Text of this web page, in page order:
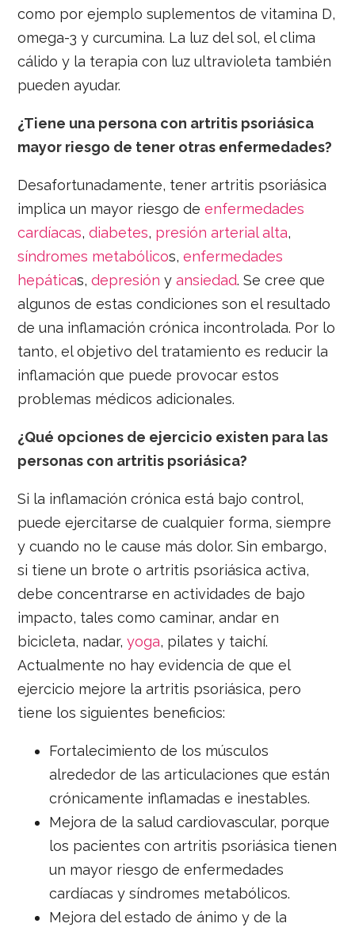
como por ejemplo suplementos de vitamina D,
omega-3 y curcumina. La luz del sol, el clima
cálido y la terapia con luz ultravioleta también
pueden ayudar.
¿Tiene una persona con artritis psoriásica
mayor riesgo de tener otras enfermedades?
Desafortunadamente, tener artritis psoriásica
implica un mayor riesgo de enfermedades
cardíacas, diabetes, presión arterial alta,
síndromes metabólicos, enfermedades
hepáticas, depresión y ansiedad. Se cree que
algunos de estas condiciones son el resultado
de una inflamación crónica incontrolada. Por lo
tanto, el objetivo del tratamiento es reducir la
inflamación que puede provocar estos
problemas médicos adicionales.
¿Qué opciones de ejercicio existen para las
personas con artritis psoriásica?
Si la inflamación crónica está bajo control,
puede ejercitarse de cualquier forma, siempre
y cuando no le cause más dolor. Sin embargo,
si tiene un brote o artritis psoriásica activa,
debe concentrarse en actividades de bajo
impacto, tales como caminar, andar en
bicicleta, nadar,yoga, pilates y taichí.
Actualmente no hay evidencia de que el
ejercicio mejore la artritis psoriásica, pero
tiene los siguientes beneficios:
Fortalecimiento de los músculos
alrededor de las articulaciones que están
crónicamente inflamadas e inestables.
Mejora de la salud cardiovascular, porque
los pacientes con artritis psoriásica tienen
un mayor riesgo de enfermedades
cardíacas y síndromes metabólicos.
Mejora del estado de ánimo y de la